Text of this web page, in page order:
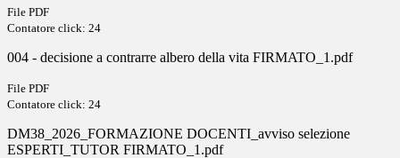
File PDF
Contatore click: 24
004 - decisione a contrarre albero della vita FIRMATO_1.pdf
File PDF
Contatore click: 24
DM38_2026_FORMAZIONE DOCENTI_avviso selezione
ESPERTI_TUTOR FIRMATO_1.pdf